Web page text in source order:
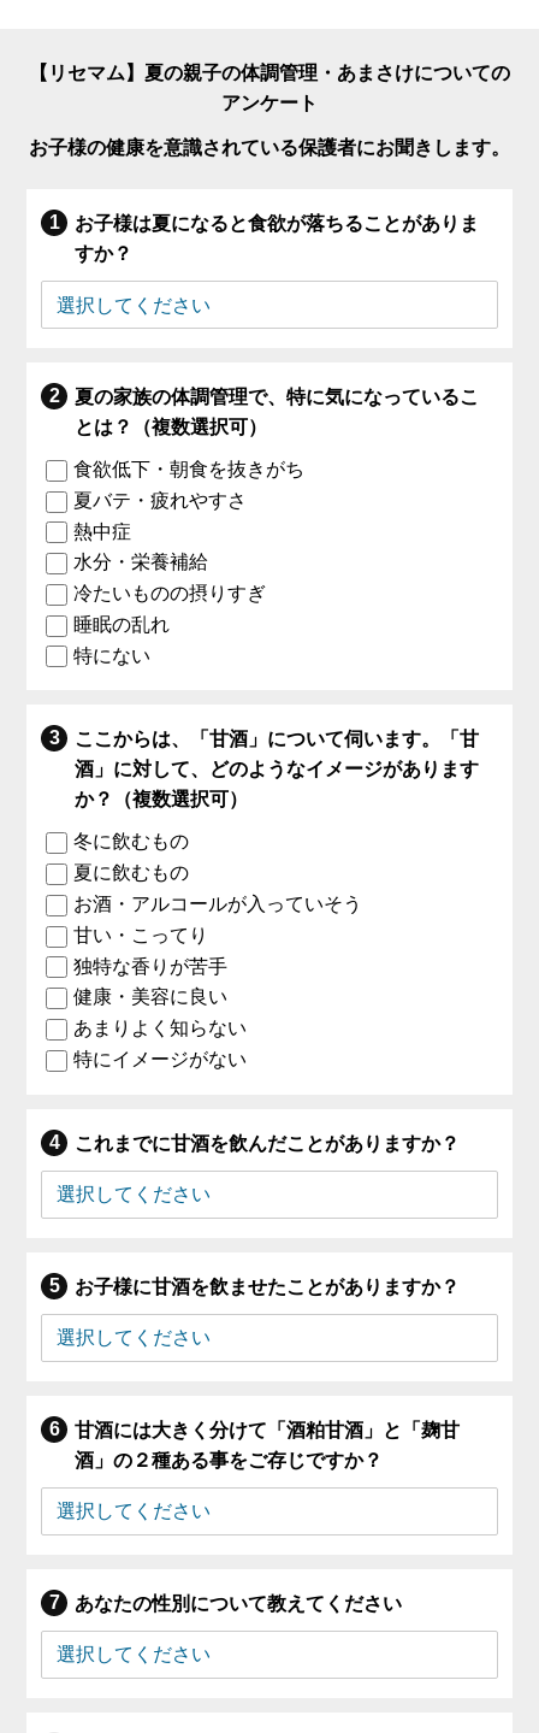
【リセマム】夏の親子の体調管理・あまさけについての
アンケート
お子様の健康を意識されている保護者にお聞きします。
お子様は夏になると食欲が落ちることがありま
すか？
夏の家族の体調管理で、特に気になっているこ
とは？（複数選択可）
食欲低下・朝食を抜きがち
夏バテ・疲れやすさ
熱中症
水分・栄養補給
冷たいものの摂りすぎ
睡眠の乱れ
特にない
ここからは、「甘酒」について伺います。「甘
酒」に対して、どのようなイメージがあります
か？（複数選択可）
冬に飲むもの
夏に飲むもの
お酒・アルコールが入っていそう
甘い・こってり
独特な香りが苦手
健康・美容に良い
あまりよく知らない
特にイメージがない
これまでに甘酒を飲んだことがありますか？
お子様に甘酒を飲ませたことがありますか？
甘酒には大きく分けて「酒粕甘酒」と「麹甘
酒」の２種ある事をご存じですか？
あなたの性別について教えてください